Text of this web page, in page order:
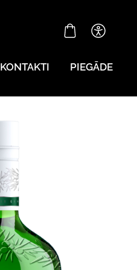
KONTAKTI PIEGĀDE